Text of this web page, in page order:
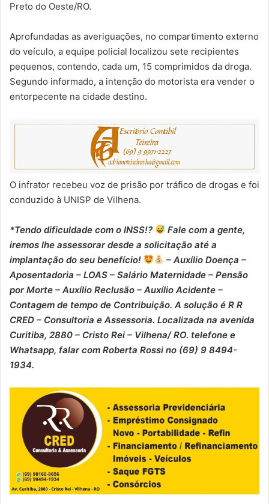
Preto do Oeste/RO.
Aprofundadas as averiguações, no compartimento externo
do veículo, a equipe policial localizou sete recipientes
pequenos, contendo, cada um, 15 comprimidos da droga.
Segundo informado, a intenção do motorista era vender o
entorpecente na cidade destino.
O infrator recebeu voz de prisão por tráfico de drogas e foi
conduzido à UNISP de Vilhena.
*Tendo dificuldade com o INSS!?
Fale com a gente,
iremos lhe assessorar desde a solicitação até a
implantação do seu benefício!
– Auxílio Doença –
⁠Aposentadoria – ⁠LOAS – ⁠Salário Maternidade – ⁠Pensão
por Morte – ⁠Auxílio Reclusão – ⁠Auxílio Acidente –
⁠Contagem de tempo de Contribuição. A solução é R R
CRED – Consultoria e Assessoria. Localizada na avenida
Curitiba, 2880 – Cristo Rei – Vilhena/ RO. telefone e
Whatsapp, falar com Roberta Rossi no (69) 9 8494-
1934.